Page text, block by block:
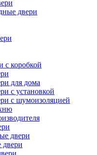
двери
с коробкой
для дома
с установкой
с шумоизоляцией
двери
двери